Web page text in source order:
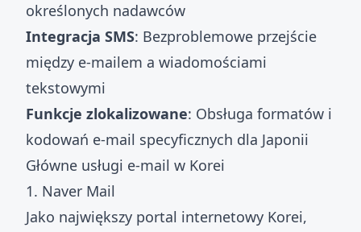
określonych nadawców
Integracja SMS: Bezproblemowe przejście
między e-mailem a wiadomościami
tekstowymi
Funkcje zlokalizowane: Obsługa formatów i
kodowań e-mail specyficznych dla Japonii
Główne usługi e-mail w Korei
1. Naver Mail
Jako największy portal internetowy Korei,